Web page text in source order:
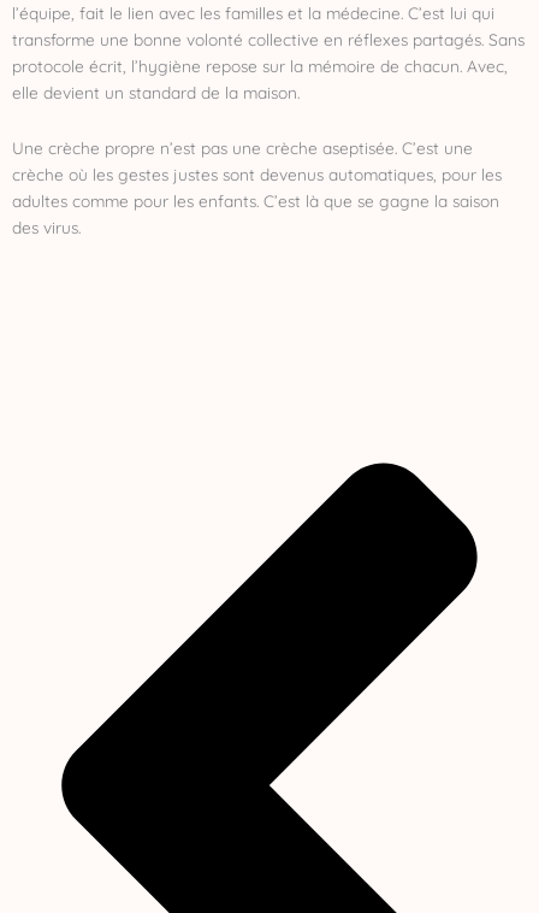
l’équipe, fait le lien avec les familles et la médecine. C’est lui qui
transforme une bonne volonté collective en réflexes partagés. Sans
protocole écrit, l’hygiène repose sur la mémoire de chacun. Avec,
elle devient un standard de la maison.
Une crèche propre n’est pas une crèche aseptisée. C’est une
crèche où les gestes justes sont devenus automatiques, pour les
adultes comme pour les enfants. C’est là que se gagne la saison
des virus.